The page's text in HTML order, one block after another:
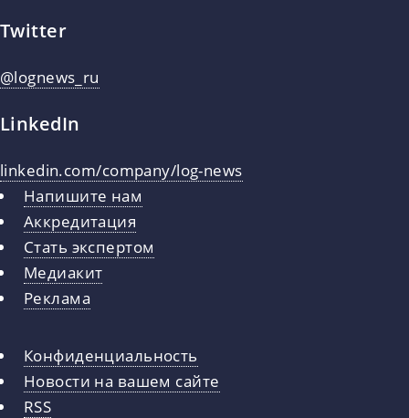
Twitter
@lognews_ru
LinkedIn
linkedin.com/company/log-news
Напишите нам
Аккредитация
Стать экспертом
Медиакит
Реклама
Конфиденциальность
Новости на вашем сайте
RSS